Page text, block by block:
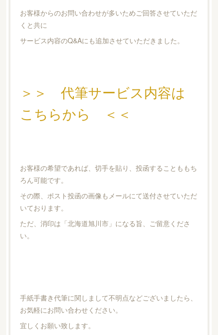
お客様からのお問い合わせが多いためご回答させていただ
くと共に
サービス内容のQ&Aにも追加させていただきました。
＞＞ 代筆サービス内容は
こちらから ＜＜
お客様の希望であれば、切手を貼り、投函することももち
ろん可能です。
その際、ポスト投函の画像もメールにて送付させていただ
いております。
ただ、消印は「北海道旭川市」になる旨、ご留意くださ
い。
手紙手書き代筆に関しまして不明点などございましたら、
お気軽にお問い合わせください。
宜しくお願い致します。